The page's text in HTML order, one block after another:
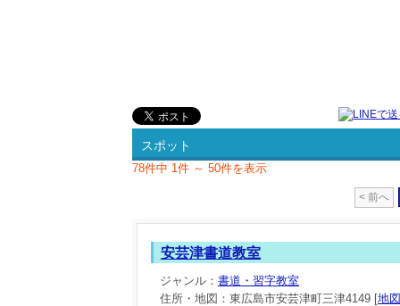
スポット
78件中 1件 ～ 50件を表示
< 前へ
安芸津書道教室
ジャンル： 書道・習字教室
住所・地図：東広島市安芸津町三津4149 [地